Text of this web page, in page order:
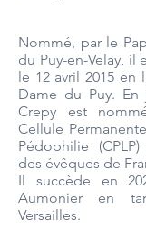
Nommé, par le
du Puy-en-Velay, il
le 12 avril 2015 en
Dame du Puy. En
Crepy est
Cellule
Pédophilie
des évêques de
Il succède en
Aumonier en
Versailles.